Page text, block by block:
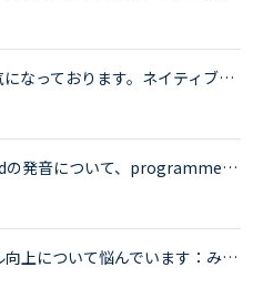
講師のレベルについてとても気になっております。ネイティブキャンプをはじめて3年です。文法と発音の基礎から始めてきたおかげで、段々と言いたいことを表現でき、先生の話していることもほぼ理解できるようにな...
今日のレッスンで、過去形のedの発音について、programmedやbeamedのようにmのあとにedが続く場合は、最後の部分は（ｂ）のように発音すると先生が説明し、programmed(b)とチャットボックスに書き入れ、プログラ...
解決済み♪【リスニングスキル向上について悩んでいます：みなさんどのように学習していますか。】●私の英語力私は、「聞こえない」ことが課題だと考えているTOEIC600コースを中心に受講中のもうすぐ40歳です。・T...